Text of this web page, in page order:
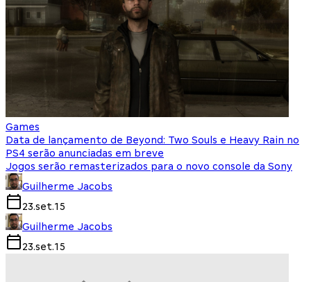
Games
Data de lançamento de Beyond: Two Souls e Heavy Rain no
PS4 serão anunciadas em breve
Jogos serão remasterizados para o novo console da Sony
Guilherme Jacobs
23.set.15
Guilherme Jacobs
23.set.15